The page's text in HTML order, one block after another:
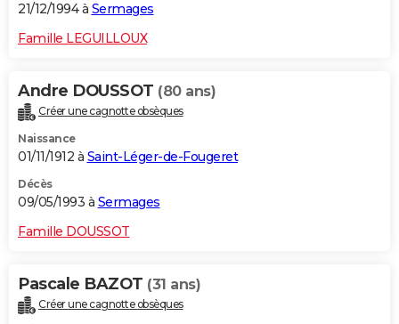
21/12/1994 à Sermages
Famille LEGUILLOUX
Andre DOUSSOT (80 ans)
Créer une cagnotte obsèques
Naissance
01/11/1912 à Saint-Léger-de-Fougeret
Décès
09/05/1993 à Sermages
Famille DOUSSOT
Pascale BAZOT (31 ans)
Créer une cagnotte obsèques